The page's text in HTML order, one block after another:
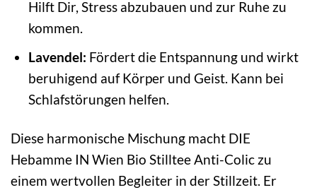
Hilft Dir, Stress abzubauen und zur Ruhe zu
kommen.
Lavendel: Fördert die Entspannung und wirkt
beruhigend auf Körper und Geist. Kann bei
Schlafstörungen helfen.
Diese harmonische Mischung macht DIE
Hebamme IN Wien Bio Stilltee Anti-Colic zu
einem wertvollen Begleiter in der Stillzeit. Er